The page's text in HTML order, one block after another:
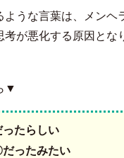
ような言葉は、メンヘ
考が悪化する原因とな
▼
ったらしい
だったみたい